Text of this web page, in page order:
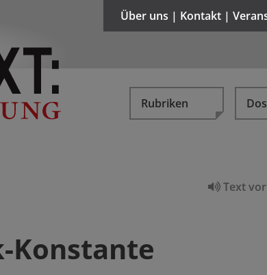
Über uns | Kontakt |
Rubriken
Text
Konstante